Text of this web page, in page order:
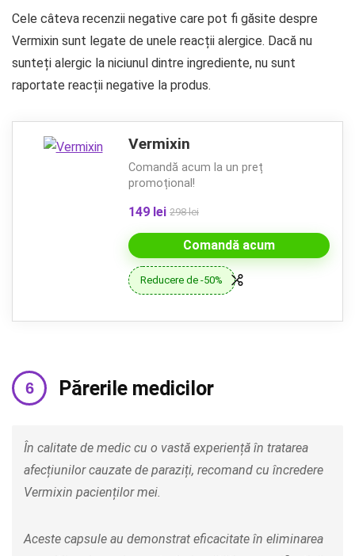
Cele câteva recenzii negative care pot fi găsite despre
Vermixin sunt legate de unele reacții alergice. Dacă nu
sunteți alergic la niciunul dintre ingrediente, nu sunt
raportate reacții negative la produs.
Vermixin
Comandă acum la un preț
promoțional!
149 lei 298 lei
Comandă acum
Reducere de -50%
Părerile medicilor
În calitate de medic cu o vastă experiență în tratarea
afecțiunilor cauzate de paraziți, recomand cu încredere
Vermixin pacienților mei.
Aceste capsule au demonstrat eficacitate în eliminarea